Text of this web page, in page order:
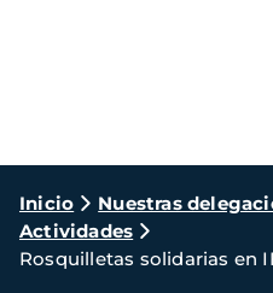
Ruta
de
navegación
Inicio Nuestras
Actividades
Rosquilletas solidarias en